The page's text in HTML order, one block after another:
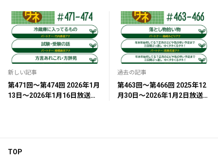
新しい記事
第471回～第474回 2026年1月
13日～2026年1月16日放送
『146.雪やこんこ』
過去の記事
第463回～第466回 2025年12
月30日～2026年1月2日放送
定』『140.お正月あれこれ』
TOP